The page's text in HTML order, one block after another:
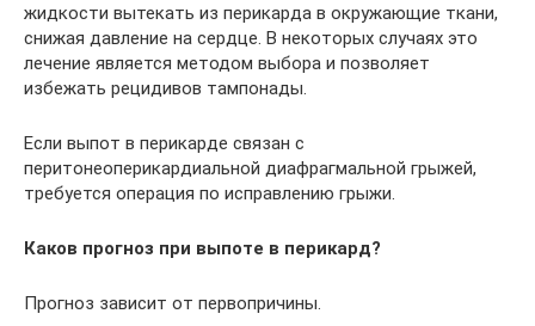
жидкости вытекать из перикарда в окружающие ткани,
снижая давление на сердце. В некоторых случаях это
лечение является методом выбора и позволяет
избежать рецидивов тампонады.
Если выпот в перикарде связан с
перитонеоперикардиальной диафрагмальной грыжей,
требуется операция по исправлению грыжи.
Каков прогноз при выпоте в перикард?
Прогноз зависит от первопричины.